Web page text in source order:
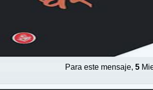
Para este mensaje,5